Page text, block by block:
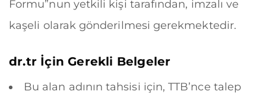
Formu”nun yetkili kişi tarafından, imzalı ve
kaşeli olarak gönderilmesi gerekmektedir.
dr.tr İçin Gerekli Belgeler
Bu alan adının tahsisi için, TTB’nce talep